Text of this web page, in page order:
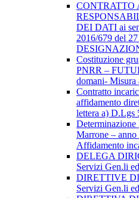
CONTRATTO
DEI DATI ai
2016/679 del
Costituzione
PNRR –
domani- Misura
Contratto
affidamento
lettera a) D.Lgs
Marrone –
Affidamento
DELEGA
Servizi Gen.li
DIRETTIVE
Servizi Gen.li